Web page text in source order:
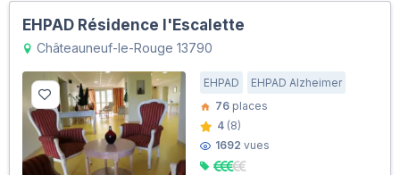
EHPAD Résidence l'Escalette
Châteauneuf-le-Rouge 13790
EHPAD
EHPAD Alzheimer
76 places
4 (8)
1692 vues